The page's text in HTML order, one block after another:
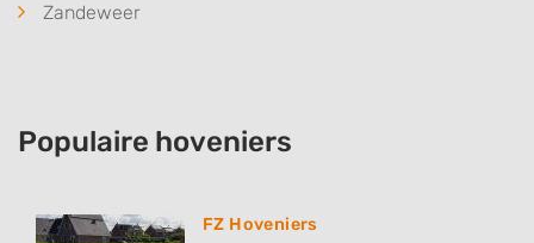
Zandeweer
Populaire hoveniers
FZ Hoveniers